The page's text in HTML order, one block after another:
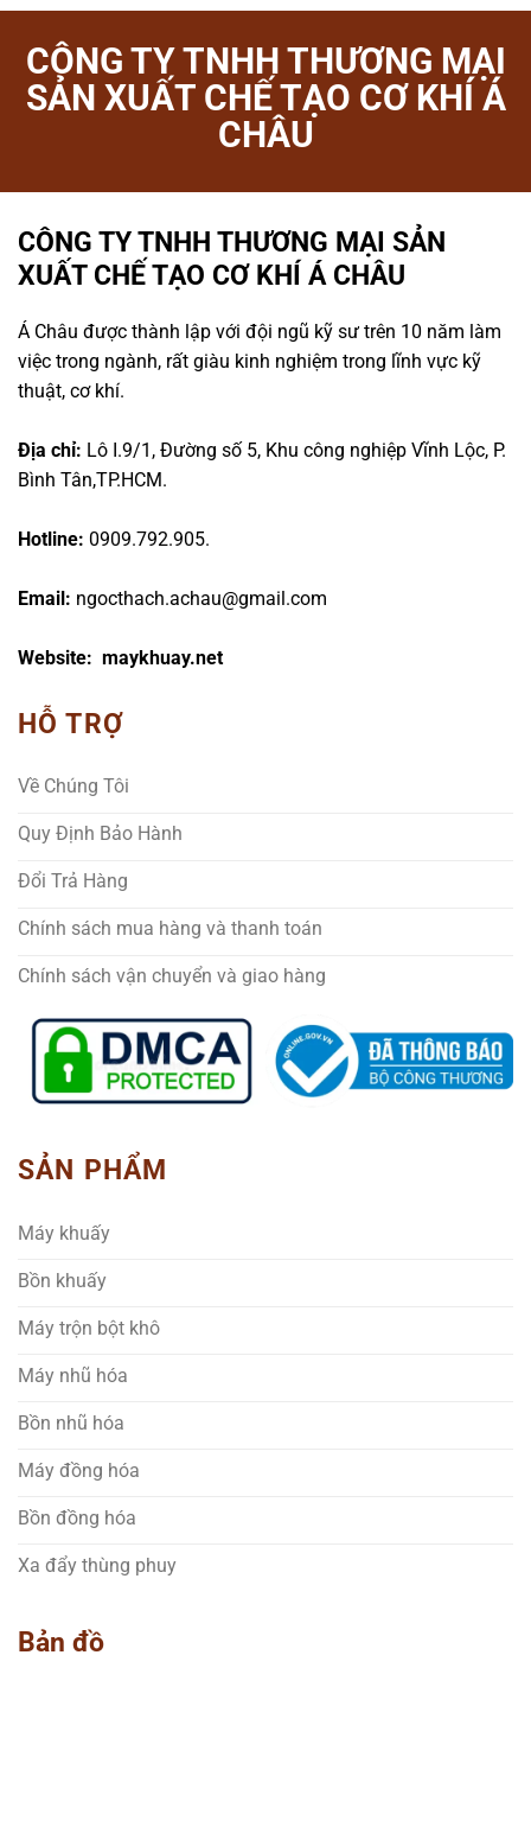
CÔNG TY TNHH THƯƠNG MẠI
SẢN XUẤT CHẾ TẠO CƠ KHÍ Á
CHÂU
CÔNG TY TNHH THƯƠNG MẠI SẢN
XUẤT CHẾ TẠO CƠ KHÍ Á CHÂU
Á Châu được thành lập với đội ngũ kỹ sư trên 10 năm làm
việc trong ngành, rất giàu kinh nghiệm trong lĩnh vực kỹ
thuật, cơ khí.
Địa chỉ: Lô I.9/1, Đường số 5, Khu công nghiệp Vĩnh Lộc, P.
Bình Tân,TP.HCM.
Hotline: 0909.792.905.
Email: ngocthach.achau@gmail.com
Website: maykhuay.net
HỖ TRỢ
Về Chúng Tôi
Quy Định Bảo Hành
Đổi Trả Hàng
Chính sách mua hàng và thanh toán
Chính sách vận chuyển và giao hàng
SẢN PHẨM
Máy khuấy
Bồn khuấy
Máy trộn bột khô
Máy nhũ hóa
Bồn nhũ hóa
Máy đồng hóa
Bồn đồng hóa
Xa đẩy thùng phuy
Bản đồ